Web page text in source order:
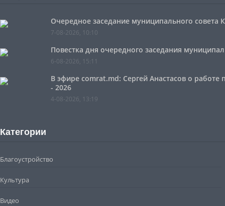
Очередное заседание муниципального совета
7-08-2026, 10:10
Повестка дня очередного заседания
6-08-2026, 15:11
В эфире comrat.md: Сергей Анастасов о
- 2026
4-08-2026, 13:19
Категории
Благоустройство
Культура
Видео